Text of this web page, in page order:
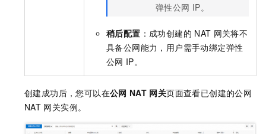
弹性公网 IP。
稍后配置 ：成功创建的 NAT 网关将不
具备公网能力，用户需手动绑定弹性
公网 IP。
创建成功后，您可以在公网 NAT 网关页面查看已创建的公网
NAT 网关实例。